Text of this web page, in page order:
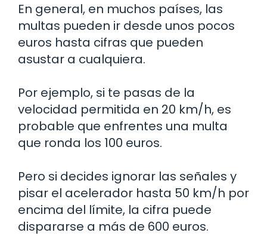
En general, en muchos países, las
multas pueden ir desde unos pocos
euros hasta cifras que pueden
asustar a cualquiera.
Por ejemplo, si te pasas de la
velocidad permitida en 20 km/h, es
probable que enfrentes una multa
que ronda los 100 euros.
Pero si decides ignorar las señales y
pisar el acelerador hasta 50 km/h por
encima del límite, la cifra puede
dispararse a más de 600 euros.